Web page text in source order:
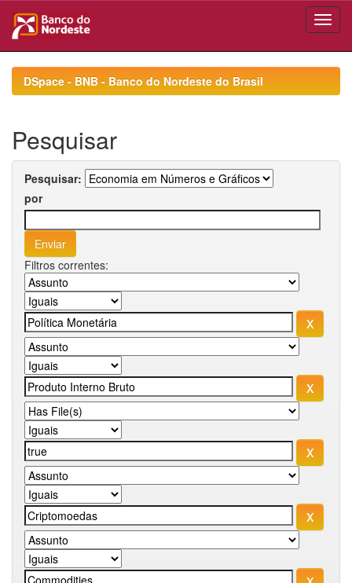
navigationDSpace - BNB - Banco do Nordeste do Brasil
Pesquisar
Pesquisar:
por
Filtros correntes: